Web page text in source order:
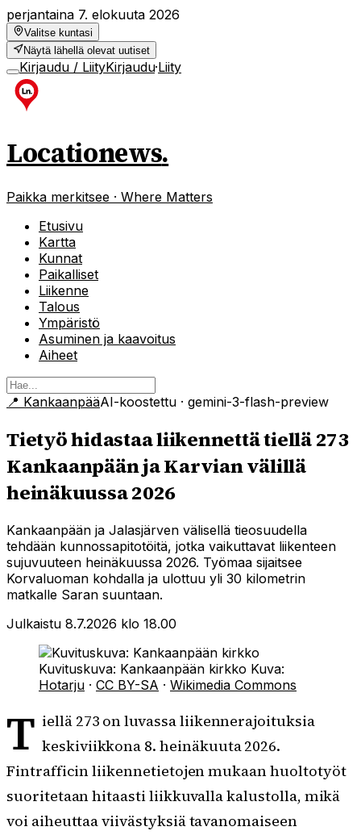
perjantaina 7. elokuuta 2026
Valitse kuntasi
Näytä lähellä olevat uutiset
Kirjaudu / LiityKirjaudu·Liity
Locationews.
Paikka merkitsee · Where Matters
Etusivu
Kartta
Kunnat
Paikalliset
Liikenne
Talous
Ympäristö
Asuminen ja kaavoitus
Aiheet
📍 KankaanpääAI-koostettu · gemini-3-flash-preview
Tietyö hidastaa liikennettä tiellä 273
Kankaanpään ja Karvian välillä
heinäkuussa 2026
Kankaanpään ja Jalasjärven välisellä tieosuudella
tehdään kunnossapitotöitä, jotka vaikuttavat liikenteen
sujuvuuteen heinäkuussa 2026. Työmaa sijaitsee
Korvaluoman kohdalla ja ulottuu yli 30 kilometrin
matkalle Saran suuntaan.
Julkaistu 8.7.2026 klo 18.00
Kuvituskuva: Kankaanpään kirkko Kuva:
Hotarju · CC BY-SA · Wikimedia Commons
T iellä 273 on luvassa liikennerajoituksia
keskiviikkona 8. heinäkuuta 2026.
Fintrafficin liikennetietojen mukaan huoltotyöt
suoritetaan hitaasti liikkuvalla kalustolla, mikä
voi aiheuttaa viivästyksiä tavanomaiseen